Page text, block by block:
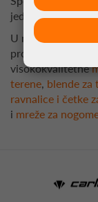
jednostavnosti
U našoj ponudi
profesionalno
visokokvalitetne
terene, blende za
ravnalice i četke
i mreže za